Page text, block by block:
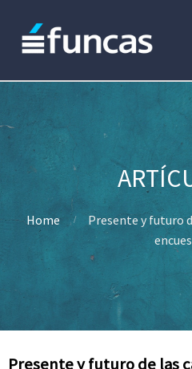
Home
Presente y futuro
Presente y futuro de las